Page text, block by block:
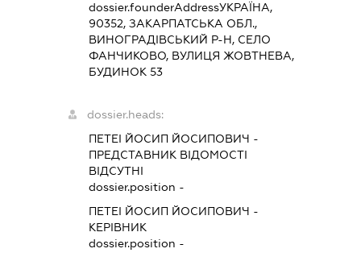
dossier.founderAddressУКРАЇНА,
90352, ЗАКАРПАТСЬКА ОБЛ.,
ВИНОГРАДІВСЬКИЙ Р-Н, СЕЛО
ФАНЧИКОВО, ВУЛИЦЯ ЖОВТНЕВА,
БУДИНОК 53
dossier.heads:
ПЕТЕІ ЙОСИП ЙОСИПОВИЧ -
ПРЕДСТАВНИКВІДОМОСТІ
ВІДСУТНІ
dossier.position -
ПЕТЕІ ЙОСИП ЙОСИПОВИЧ -
КЕРІВНИК
dossier.position -